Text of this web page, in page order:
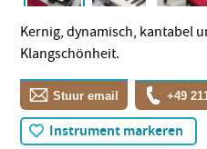
Kernig, dynamisch, kantabel
Klangschönheit.
Stuur email +49
Instrument markeren